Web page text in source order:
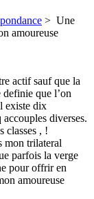
> Une
amoureuse
actif sauf que la
que l’on
existe dix
diverses.
classes , !
mon trilateral
parfois la verge
pour offrir en
amoureuse